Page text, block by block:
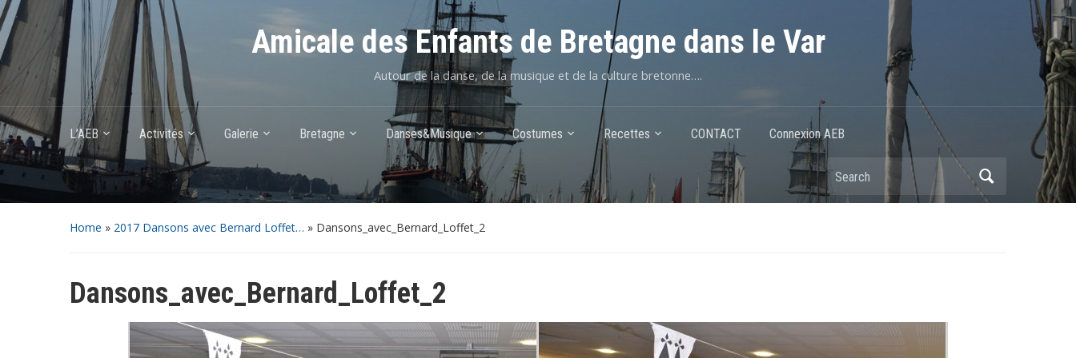
Amicale des Enfants de Bretagne dans le Var
Autour de la danse, de la musique et de la culture bretonne….
L’AEB Activités Galerie Bretagne Danses&Musique Costumes Recettes CONTACT Connexion AEB
Home » 2017 Dansons avec Bernard Loffet… » Dansons_avec_Bernard_Loffet_2
Dansons_avec_Bernard_Loffet_2